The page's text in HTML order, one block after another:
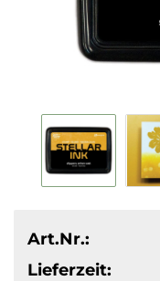
Art.Nr.:
Lieferzeit: